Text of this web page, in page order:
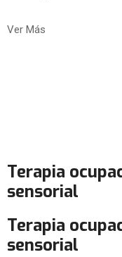
Ver Más
Terapia
sensorial
Terapia
sensorial